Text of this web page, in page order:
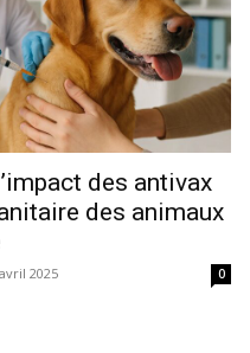
des antivax
des animaux
2025 0